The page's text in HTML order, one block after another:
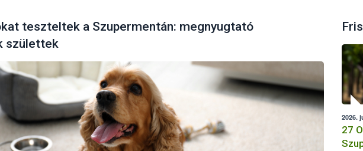
teszteltek a Szupermentán: megnyugtató
születtek
2026.
27